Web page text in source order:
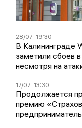
28/07 19:30
В Калининграде
заметили сбоев
несмотря на
17/07 13:30
Продолжается
премию